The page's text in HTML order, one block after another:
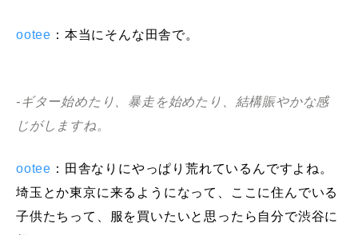
ootee ：本当にそんな田舎で。
-ギター始めたり、暴走を始めたり、結構賑やかな感
じがしますね。
ootee ：田舎なりにやっぱり荒れているんですよね。
埼玉とか東京に来るようになって、ここに住んでいる
子供たちって、服を買いたいと思ったら自分で渋谷に